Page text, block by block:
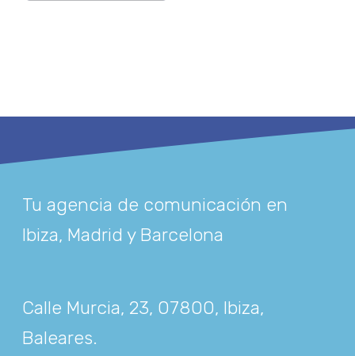
Tu agencia de comunicación en
Ibiza, Madrid y Barcelona
Calle Murcia, 23, 07800, Ibiza,
Baleares.